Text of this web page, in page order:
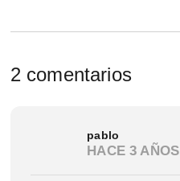
2 comentarios
pablo
HACE 3 AÑOS